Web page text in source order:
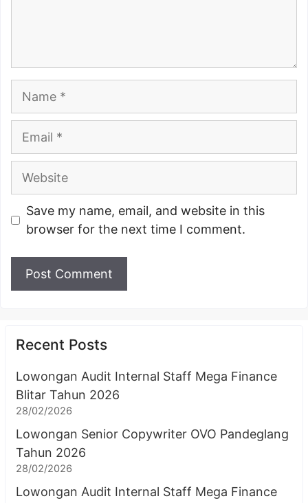
Website
Save my name, email, and website in this
browser for the next time I comment.
Recent Posts
Lowongan Audit Internal Staff Mega Finance
Blitar Tahun 2026
28/02/2026
Lowongan Senior Copywriter OVO Pandeglang
Tahun 2026
28/02/2026
Lowongan Audit Internal Staff Mega Finance